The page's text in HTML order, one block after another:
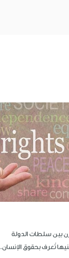
بين سلطات الدولة
تُعرف بحقوق الإنسان.